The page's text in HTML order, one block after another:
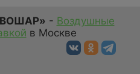
- Воздушные
в Москве